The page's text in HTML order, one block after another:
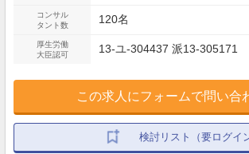
コンサル
タント数
120名
厚生労働
大臣認可
13-ユ-304437 派13-305171
この求人にフォームで問い合
検討リスト（要ログイ